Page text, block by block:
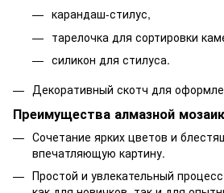
карандаш-стилус,
тарелочка для сортировки
силикон для стилуса.
Декоративный скотч для
Преимущества алмазной
Сочетание ярких цветов и
впечатляющую картину.
Простой и увлекательный